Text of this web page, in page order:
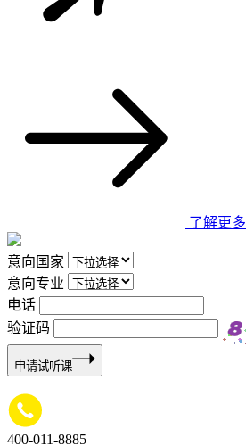
了解更多
意向国家
意向专业
电话
验证码
申请试听课
400-011-8885